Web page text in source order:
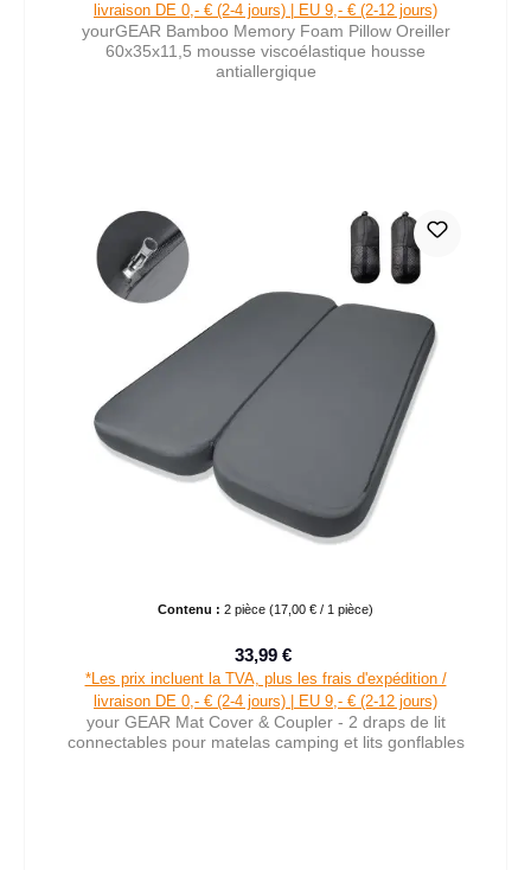
livraison DE 0,- € (2-4 jours) | EU 9,- € (2-12 jours)
yourGEAR Bamboo Memory Foam Pillow Oreiller
60x35x11,5 mousse viscoélastique housse
antiallergique
Contenu : 2 pièce (17,00 € / 1 pièce)
Prix de vente :
33,99 €
*Les prix incluent la TVA, plus les frais d'expédition /
livraison DE 0,- € (2-4 jours) | EU 9,- € (2-12 jours)
your GEAR Mat Cover & Coupler - 2 draps de lit
connectables pour matelas camping et lits gonflables